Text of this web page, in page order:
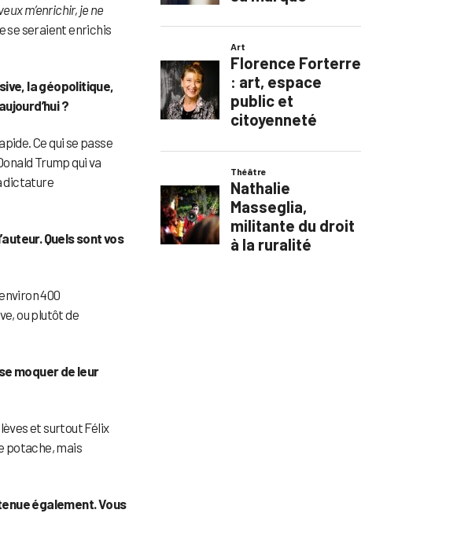
m’enrichir, je ne
se seraient enrichis
la géopolitique,
?
Ce qui se passe
Trump qui va
dictature
Quels sont vos
400
ou plutôt de
moquer de leur
et surtout Félix
potache, mais
également. Vous